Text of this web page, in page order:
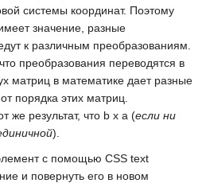
системы координат. Поэтому
значение, разные
к различным преобразованиям.
преобразования переводятся в
матриц в математике дает разные
порядка этих матриц.
же результат, что b х а (если ни
).
с помощью CSS text
и повернуть его в новом